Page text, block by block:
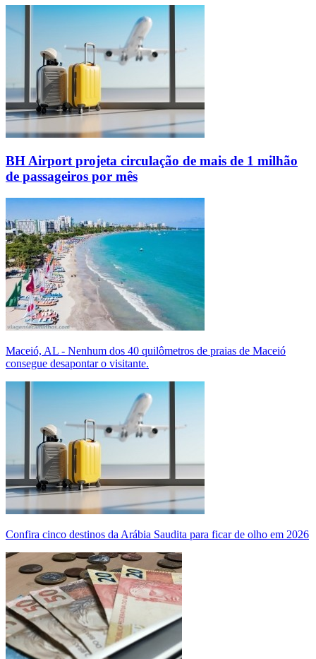
BH Airport projeta circulação de mais de 1 milhão
de passageiros por mês
Maceió, AL - Nenhum dos 40 quilômetros de praias de Maceió
consegue desapontar o visitante.
Confira cinco destinos da Arábia Saudita para ficar de olho em 2026